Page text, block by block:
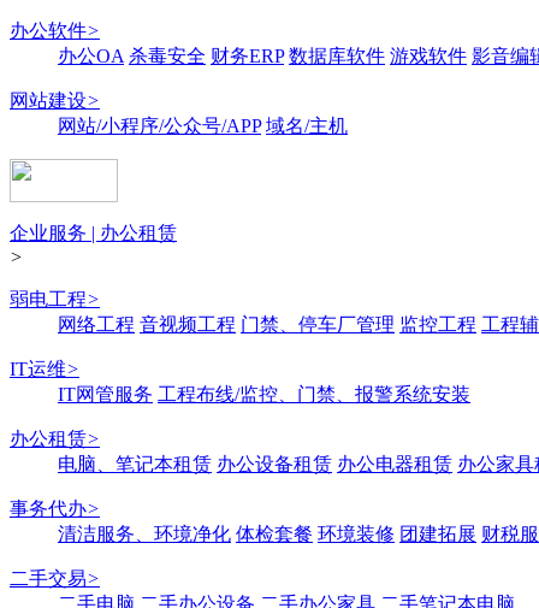
办公软件>
办公OA 杀毒安全 财务ERP 数据库软件 游戏软件 影音编
网站建设>
网站/小程序/公众号/APP 域名/主机
企业服务 | 办公租赁
>
弱电工程>
网络工程 音视频工程 门禁、停车厂管理 监控工程 工程
IT运维>
IT网管服务 工程布线/监控、门禁、报警系统安装
办公租赁>
电脑、笔记本租赁 办公设备租赁 办公电器租赁 办公家具
事务代办>
清洁服务、环境净化 体检套餐 环境装修 团建拓展 财税
二手交易>
二手电脑 二手办公设备 二手办公家具 二手笔记本电脑